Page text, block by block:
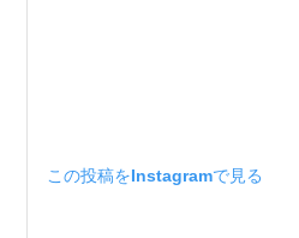
この投稿をInstagramで見る